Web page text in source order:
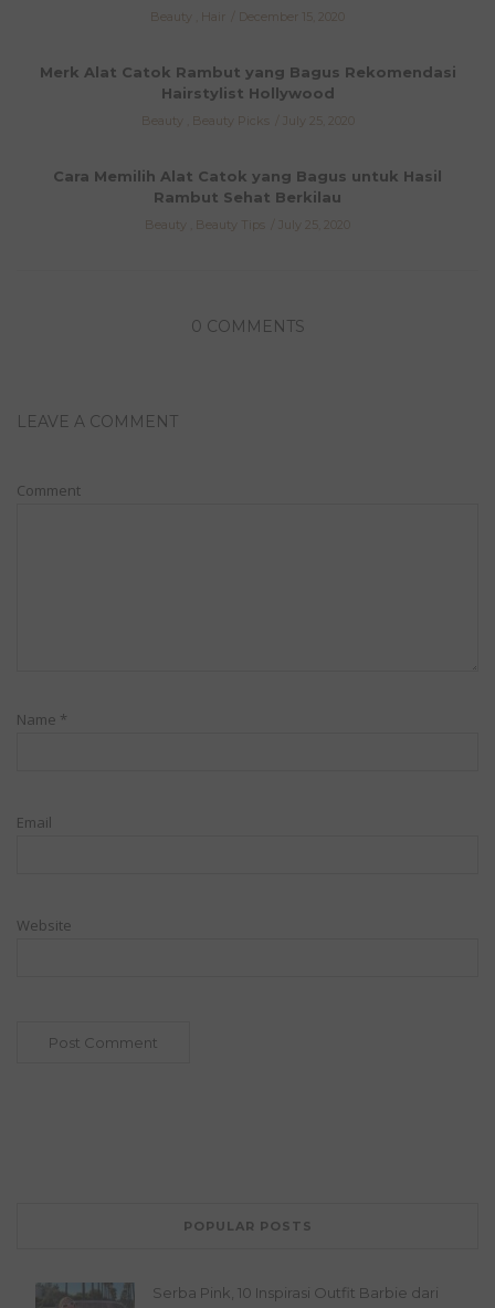
Beauty Hair December 15, 2020
Merk Alat Catok Rambut yang Bagus Rekomendasi
Hairstylist Hollywood
Beauty Beauty Picks July 25, 2020
Cara Memilih Alat Catok yang Bagus untuk Hasil
Rambut Sehat Berkilau
Beauty Beauty Tips July 25, 2020
0 COMMENTS
LEAVE A COMMENT
Comment
Name *
Email
Website
POPULAR POSTS
Serba Pink, 10 Inspirasi Outfit Barbie dari